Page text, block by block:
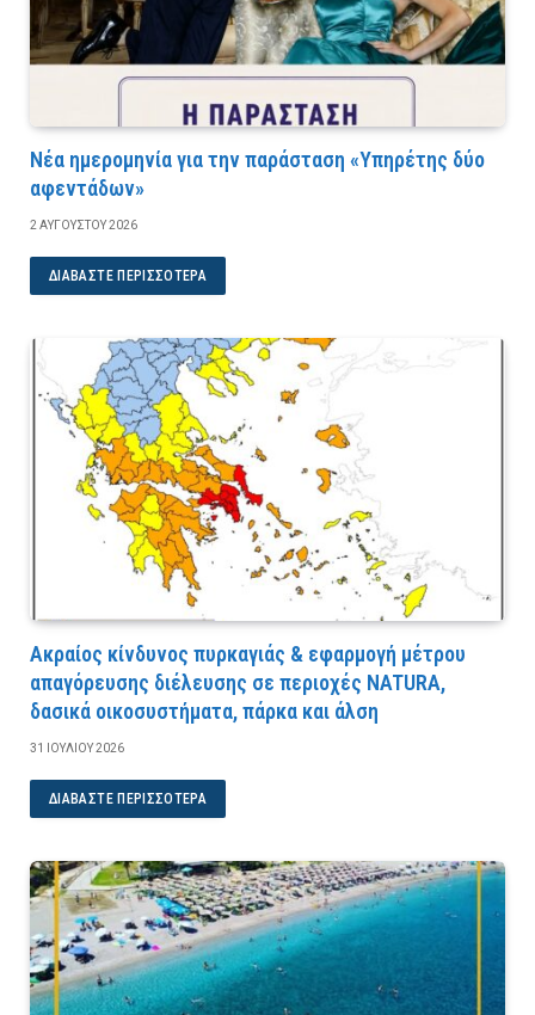
Νέα ημερομηνία για την παράσταση «Υπηρέτης δύο
αφεντάδων»
2 ΑΥΓΟΎΣΤΟΥ 2026
ΔΙΑΒΆΣΤΕ ΠΕΡΙΣΣΌΤΕΡΑ
Ακραίος κίνδυνος πυρκαγιάς & εφαρμογή μέτρου
απαγόρευσης διέλευσης σε περιοχές NATURA,
δασικά οικοσυστήματα, πάρκα και άλση
31 ΙΟΥΛΊΟΥ 2026
ΔΙΑΒΆΣΤΕ ΠΕΡΙΣΣΌΤΕΡΑ